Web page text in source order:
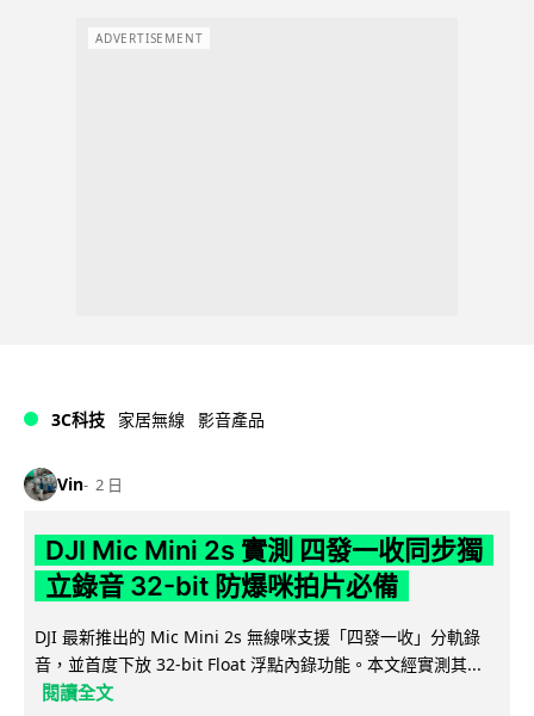
ADVERTISEMENT
3C科技 家居無線 影音產品
Vin 2 日
DJI Mic Mini 2s 實測 四發一收同步獨
立錄音 32-bit 防爆咪拍片必備
DJI 最新推出的 Mic Mini 2s 無線咪支援「四發一收」分軌錄
音，並首度下放 32-bit Float 浮點內錄功能。本文經實測其...
閱讀全文